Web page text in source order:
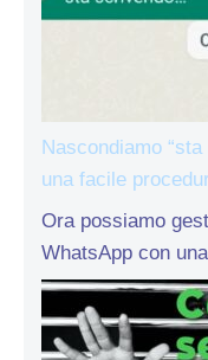
Nascondiamo
una facile
Ora possiamo
WhatsApp con